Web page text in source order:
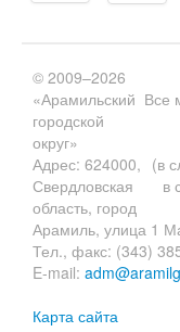
Все
(в
в
© 2009–2026
«Арамильский
городской
округ»
Адрес: 624000,
Свердловская
область, город
Арамиль, улица 1
Тел., факс: (343)
E-mail:
Карта сайта